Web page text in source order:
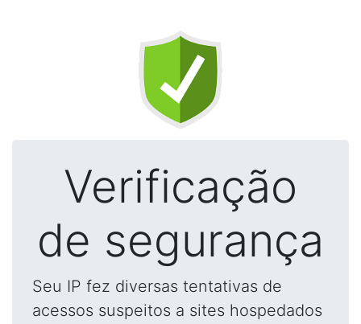
Verificação
de segurança
Seu IP fez diversas tentativas de
acessos suspeitos a sites hospedados